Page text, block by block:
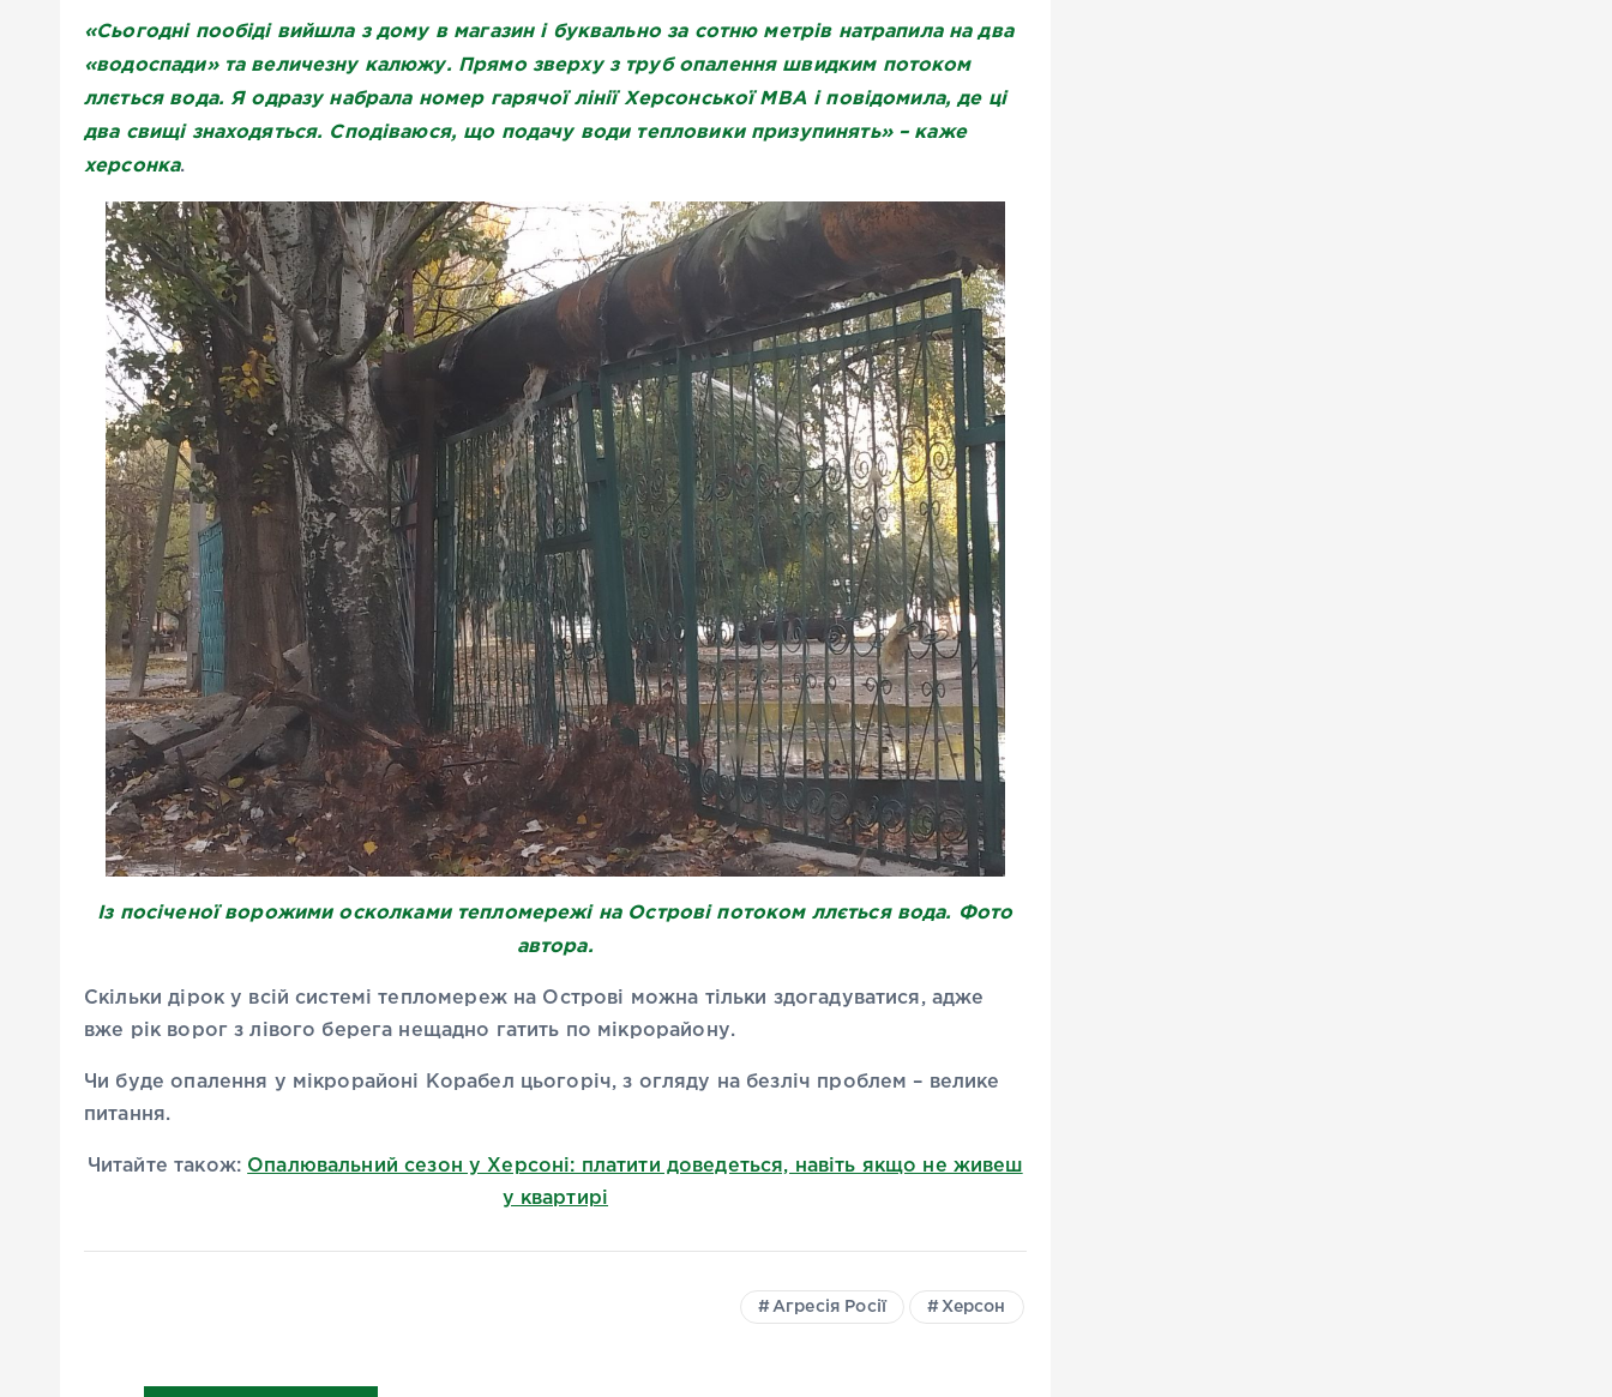
«Сьогодні пообіді вийшла з дому в магазин і буквально за сотню метрів натрапила на два
«водоспади» та величезну калюжу. Прямо зверху з труб опалення швидким потоком
ллється вода. Я одразу набрала номер гарячої лінії Херсонської МВА і повідомила, де ці
два свищі знаходяться. Сподіваюся, що подачу води тепловики призупинять» – каже
херсонка.
Із посіченої ворожими осколками тепломережі на Острові потоком ллється вода. Фото
автора.
Скільки дірок у всій системі тепломереж на Острові можна тільки здогадуватися, адже
вже рік ворог з лівого берега нещадно гатить по мікрорайону.
Чи буде опалення у мікрорайоні Корабел цьогоріч, з огляду на безліч проблем – велике
питання.
Читайте також: Опалювальний сезон у Херсоні: платити доведеться, навіть якщо не живеш
у квартирі
Агресія Росії Херсон